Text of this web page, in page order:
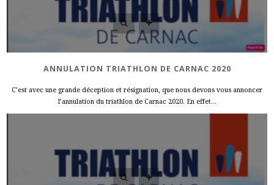
ANNULATION TRIATHLON DE CARNAC 2020
C’est avec une grande déception et résignation, que nous devons vous annoncer
l’annulation du triathlon de Carnac 2020. En effet...